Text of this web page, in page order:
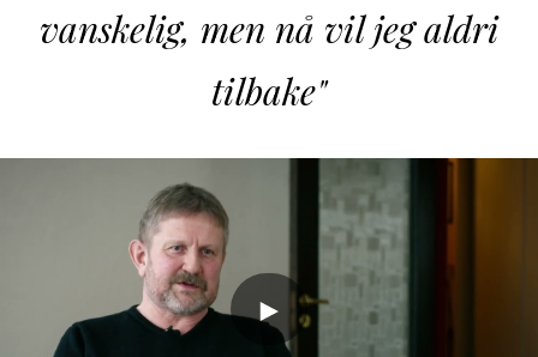
vanskelig, men nå vil jeg aldri
tilbake"